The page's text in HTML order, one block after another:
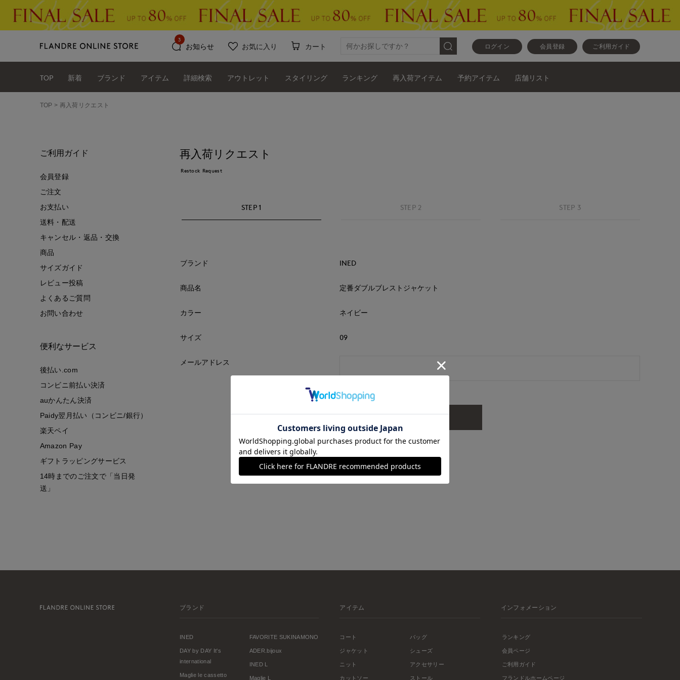
ログイン 会員登録 ご利用ガイド
お知らせ
3
お気に入り カート
TOP 新着 ブランド アイテム 詳細検索 アウトレット スタイリング ランキング 再入荷アイテム 予約アイテム 店舗リスト
TOP 再入荷リクエスト
再入荷リクエスト
Restock Request
STEP 1 STEP 2 STEP 3
ブランド INED
商品名 定番ダブルブレストジャケット
カラー ネイビー
サイズ 09
メールアドレス
送信内容確認
ご利用ガイド
会員登録
ご注文
お支払い
送料・配送
キャンセル・返品・交換
商品
サイズガイド
レビュー投稿
よくあるご質問
お問い合わせ
便利なサービス
後払い.com
コンビニ前払い決済
auかんたん決済
Paidy翌月払い（コンビニ/銀行）
楽天ペイ
Amazon Pay
ギフトラッピングサービス
14時までのご注文で「当日発
送」
ブランド
INED
DAY by DAY It's
international
Maglie le cassetto
FAVORITE SUKINAMONO
ADER.bijoux
INED L
Maglie L
アイテム
コート
ジャケット
ニット
カットソー
バッグ
シューズ
アクセサリー
ストール
インフォメーション
ランキング
会員ページ
ご利用ガイド
フランドルホームページ